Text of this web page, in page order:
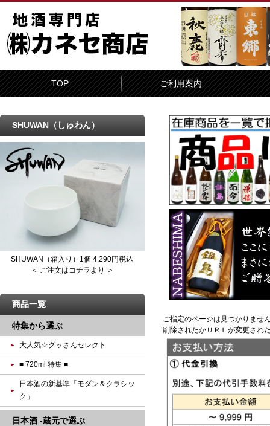
TOP ご利用案内
ご指定のページは見つかりませ
削除されたかＵＲＬが変更され
SHUWAN（しゅわん）
SHUWAN（箱入り）1個 4,290円税込
＜ ご注文はコチラより ＞
商品一覧
特集から選ぶ
大人気☆グッさんセレクト
■ 720ml 特集 ■
日本酒の新基準「モダン＆クラシッ
ク」
日本酒 -蔵元で選ぶ